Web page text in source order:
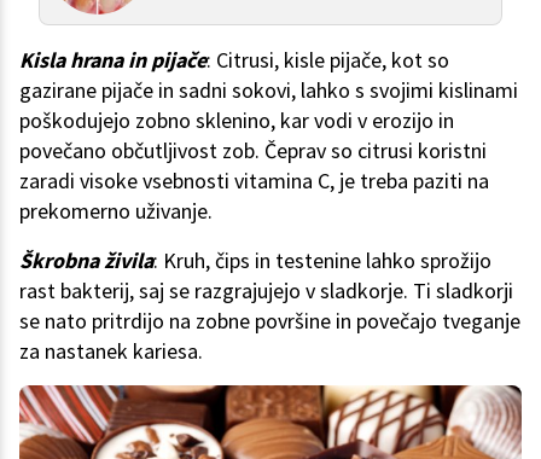
Kisla hrana in pijače: Citrusi, kisle pijače, kot so
gazirane pijače in sadni sokovi, lahko s svojimi kislinami
poškodujejo zobno sklenino, kar vodi v erozijo in
povečano občutljivost zob. Čeprav so citrusi koristni
zaradi visoke vsebnosti vitamina C, je treba paziti na
prekomerno uživanje.
Škrobna živila: Kruh, čips in testenine lahko sprožijo
rast bakterij, saj se razgrajujejo v sladkorje. Ti sladkorji
se nato pritrdijo na zobne površine in povečajo tveganje
za nastanek kariesa.